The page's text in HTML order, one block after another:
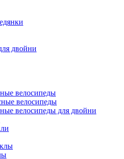
двойни
велосипеды
велосипеды
велосипеды для двойни